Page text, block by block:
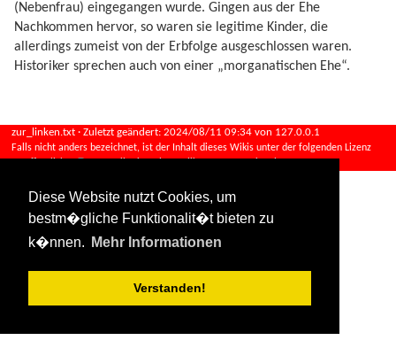
Diese Website nutzt Cookies, um
bestm�gliche Funktionalit�t bieten zu
k�nnen.
Mehr Informationen
Verstanden!
(Nebenfrau) eingegangen wurde. Gingen aus der Ehe
Nachkommen hervor, so waren sie legitime Kinder, die
allerdings zumeist von der Erbfolge ausgeschlossen waren.
Historiker sprechen auch von einer „morganatischen Ehe“.
zur_linken.txt · Zuletzt geändert:2024/08/11 09:34 von 127.0.0.1
Falls nicht anders bezeichnet, ist der Inhalt dieses Wikis unter der folgenden Lizenz